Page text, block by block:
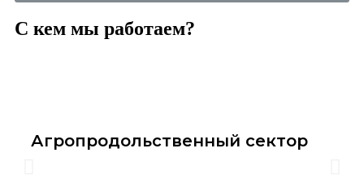
С кем мы работаем?
Агропродольственный сектор